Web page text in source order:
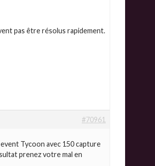
pas être résolus rapidement.
#70961
Tycoon avec 150 capture
prenez votre mal en